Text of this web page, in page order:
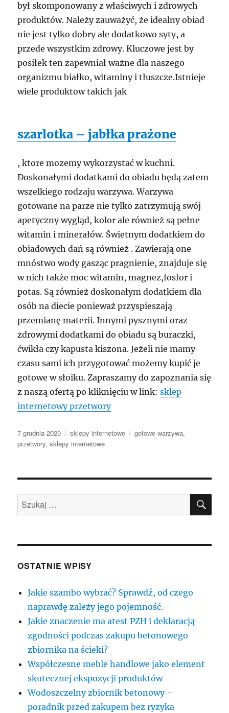
był skomponowany z właściwych i zdrowych
produktów. Należy zauważyć, że idealny obiad
nie jest tylko dobry ale dodatkowo syty, a
przede wszystkim zdrowy. Kluczowe jest by
posiłek ten zapewniał ważne dla naszego
organizmu białko, witaminy i tłuszcze.Istnieje
wiele produktow takich jak
szarlotka – jabłka prażone
, ktore mozemy wykorzystać w kuchni.
Doskonałymi dodatkami do obiadu będą zatem
wszelkiego rodzaju warzywa. Warzywa
gotowane na parze nie tylko zatrzymują swój
apetyczny wygląd, kolor ale również są pełne
witamin i minerałów. Świetnym dodatkiem do
obiadowych dań są również . Zawierają one
mnóstwo wody gasząc pragnienie, znajduje się
w nich także moc witamin, magnez,fosfor i
potas. Są również doskonałym dodatkiem dla
osób na diecie ponieważ przyspieszają
przemianę materii. Innymi pysznymi oraz
zdrowymi dodatkami do obiadu są buraczki,
ćwikła czy kapusta kiszona. Jeżeli nie mamy
czasu sami ich przygotować możemy kupić je
gotowe w słoiku. Zapraszamy do zapoznania się
z naszą ofertą po kliknięciu w link:sklep
internetowy przetwory
Data
publikacji
7 grudnia 2020 Kategorie
sklepy internetowe Tagi
gotowe warzywa,
przetwory,sklepy internetowe
Szukaj:
OSTATNIE WPISY
Jakie szambo wybrać? Sprawdź, od czego
naprawdę zależy jego pojemność.
Jakie znaczenie ma atest PZH i deklaracją
zgodności podczas zakupu betonowego
zbiornika na ścieki?
Współczesne meble handlowe jako element
skutecznej ekspozycji produktów
Wodoszczelny zbiornik betonowy –
poradnik przed zakupem bez ryzyka